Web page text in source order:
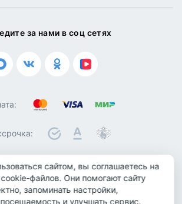
сайтом, вы соглашаетесь на
файлов. Они помогают сайту
запоминать настройки,
и улучшать сервис.
за нами в соц сетях
Все права защищены